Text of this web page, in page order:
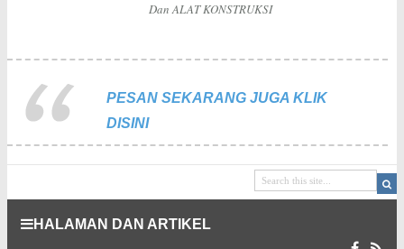
Dan ALAT KONSTRUKSI
PESAN SEKARANG JUGA KLIK
DISINI
HALAMAN DAN ARTIKEL